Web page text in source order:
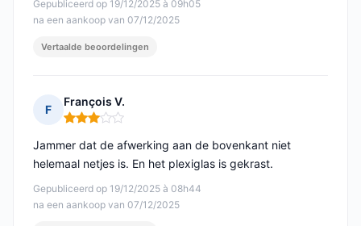
Gepubliceerd op 19/12/2025 à 09h05
na een aankoop van 07/12/2025
Vertaalde beoordelingen
F
François V.
Opmerking: 3 van 5
Gepubliceerd op 19/12/2025 à 08h44
na een aankoop van 07/12/2025
Jammer dat de afwerking aan de bovenkant niet
helemaal netjes is. En het plexiglas is gekrast.